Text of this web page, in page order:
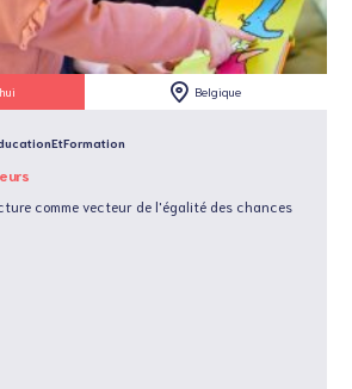
Belgique
comme vecteur de l'égalité des chances